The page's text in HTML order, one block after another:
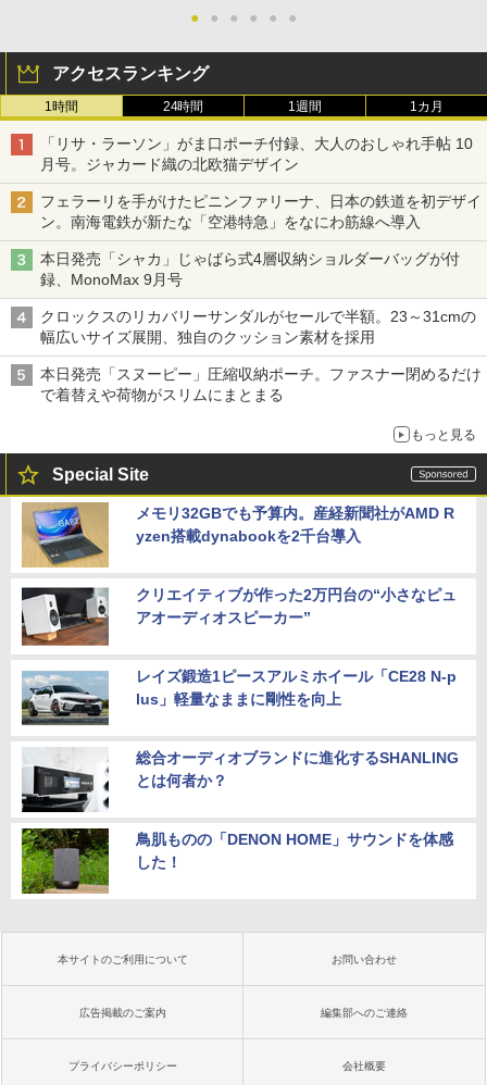
● ● ● ● ● ●
アクセスランキング
1時間 24時間 1週間 1カ月
「リサ・ラーソン」がま口ポーチ付録、大人のおしゃれ手帖 10
月号。ジャカード織の北欧猫デザイン
フェラーリを手がけたピニンファリーナ、日本の鉄道を初デザイ
ン。南海電鉄が新たな「空港特急」をなにわ筋線へ導入
本日発売「シャカ」じゃばら式4層収納ショルダーバッグが付
録、MonoMax 9月号
クロックスのリカバリーサンダルがセールで半額。23～31cmの
幅広いサイズ展開、独自のクッション素材を採用
本日発売「スヌーピー」圧縮収納ポーチ。ファスナー閉めるだけ
で着替えや荷物がスリムにまとまる
もっと見る
Special Site
メモリ32GBでも予算内。産経新聞社がAMD R
yzen搭載dynabookを2千台導入
クリエイティブが作った2万円台の“小さなピュ
アオーディオスピーカー”
レイズ鍛造1ピースアルミホイール「CE28 N-p
lus」軽量なままに剛性を向上
総合オーディオブランドに進化するSHANLING
とは何者か？
鳥肌ものの「DENON HOME」サウンドを体感
した！
本サイトのご利用について お問い合わせ
広告掲載のご案内 編集部へのご連絡
プライバシーポリシー 会社概要